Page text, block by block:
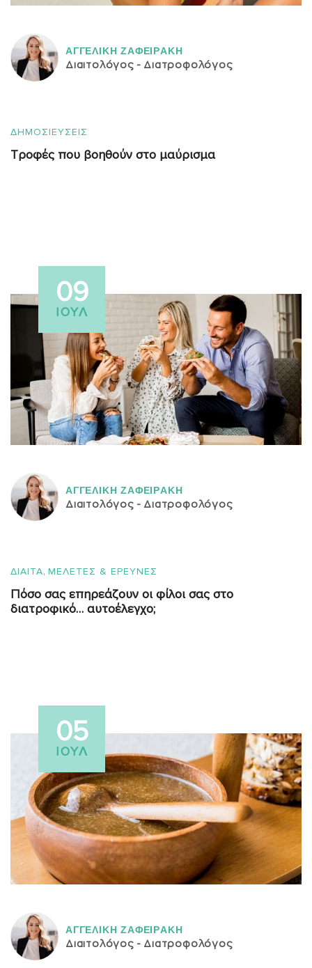
ΑΓΓΕΛΙΚH ΖΑΦΕΙΡAΚΗ
Διαιτολόγος - Διατροφολόγος
ΔΗΜΟΣΙΕΥΣΕΙΣ
Τροφές που βοηθούν στο μαύρισμα
ΑΓΓΕΛΙΚH ΖΑΦΕΙΡAΚΗ
Διαιτολόγος - Διατροφολόγος
09
ΙΟΎΛ
ΔΙΑΙΤΑ, ΜΕΛΕΤΕΣ & ΕΡΕΥΝΕΣ
Πόσο σας επηρεάζουν οι φίλοι σας στο
διατροφικό… αυτοέλεγχο;
ΑΓΓΕΛΙΚH ΖΑΦΕΙΡAΚΗ
Διαιτολόγος - Διατροφολόγος
05
ΙΟΎΛ